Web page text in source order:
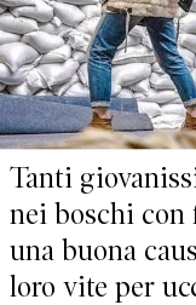
Tanti
nei boschi con
una buona
loro vite per